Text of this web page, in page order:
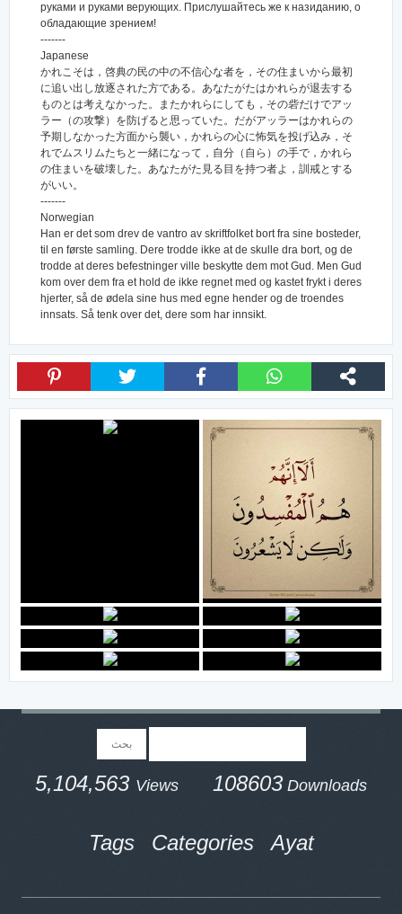
руками и руками верующих. Прислушайтесь же к назиданию, о
обладающие зрением!
-------
Japanese
かれこそは，啓典の民の中の不信心な者を，その住まいから最初
に追い出し放逐された方である。あなたがたはかれらが退去する
ものとは考えなかった。またかれらにしても，その砦だけでアッ
ラー（の攻撃）を防げると思っていた。だがアッラーはかれらの
予期しなかった方面から襲い，かれらの心に怖気を投げ込み，そ
れでムスリムたちと一緒になって，自分（自ら）の手で，かれら
の住まいを破壊した。あなたがた見る目を持つ者よ，訓戒とする
がいい。
-------
Norwegian
Han er det som drev de vantro av skriftfolket bort fra sine bosteder,
til en første samling. Dere trodde ikke at de skulle dra bort, og de
trodde at deres befestninger ville beskytte dem mot Gud. Men Gud
kom over dem fra et hold de ikke regnet med og kastet frykt i deres
hjerter, så de ødela sine hus med egne hender og de troendes
innsats. Så tenk over det, dere som har innsikt.
5,104,563Views 108603 Downloads
Tags Categories Ayat